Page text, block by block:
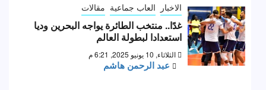
الاخبار العاب جماعية مقالات
غدًا.. منتخب الطائرة يواجه البحرين وديا
استعدادا لبطولة العالم
الثلاثاء, 10 يونيو 2025, 6:21 م
عبد الرحمن هاشم